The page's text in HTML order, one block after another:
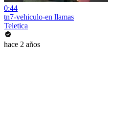
0:44
tn7-vehiculo-en llamas
Teletica
hace 2 años